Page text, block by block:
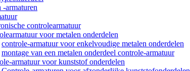
-armaturen
controlearmatuur
voor metalen onderdelen
controle-armatuur voor enkelvoudige metalen onderdelen
montage van een metalen onderdeel controle-armatuur
armatuur voor kunststof onderdelen